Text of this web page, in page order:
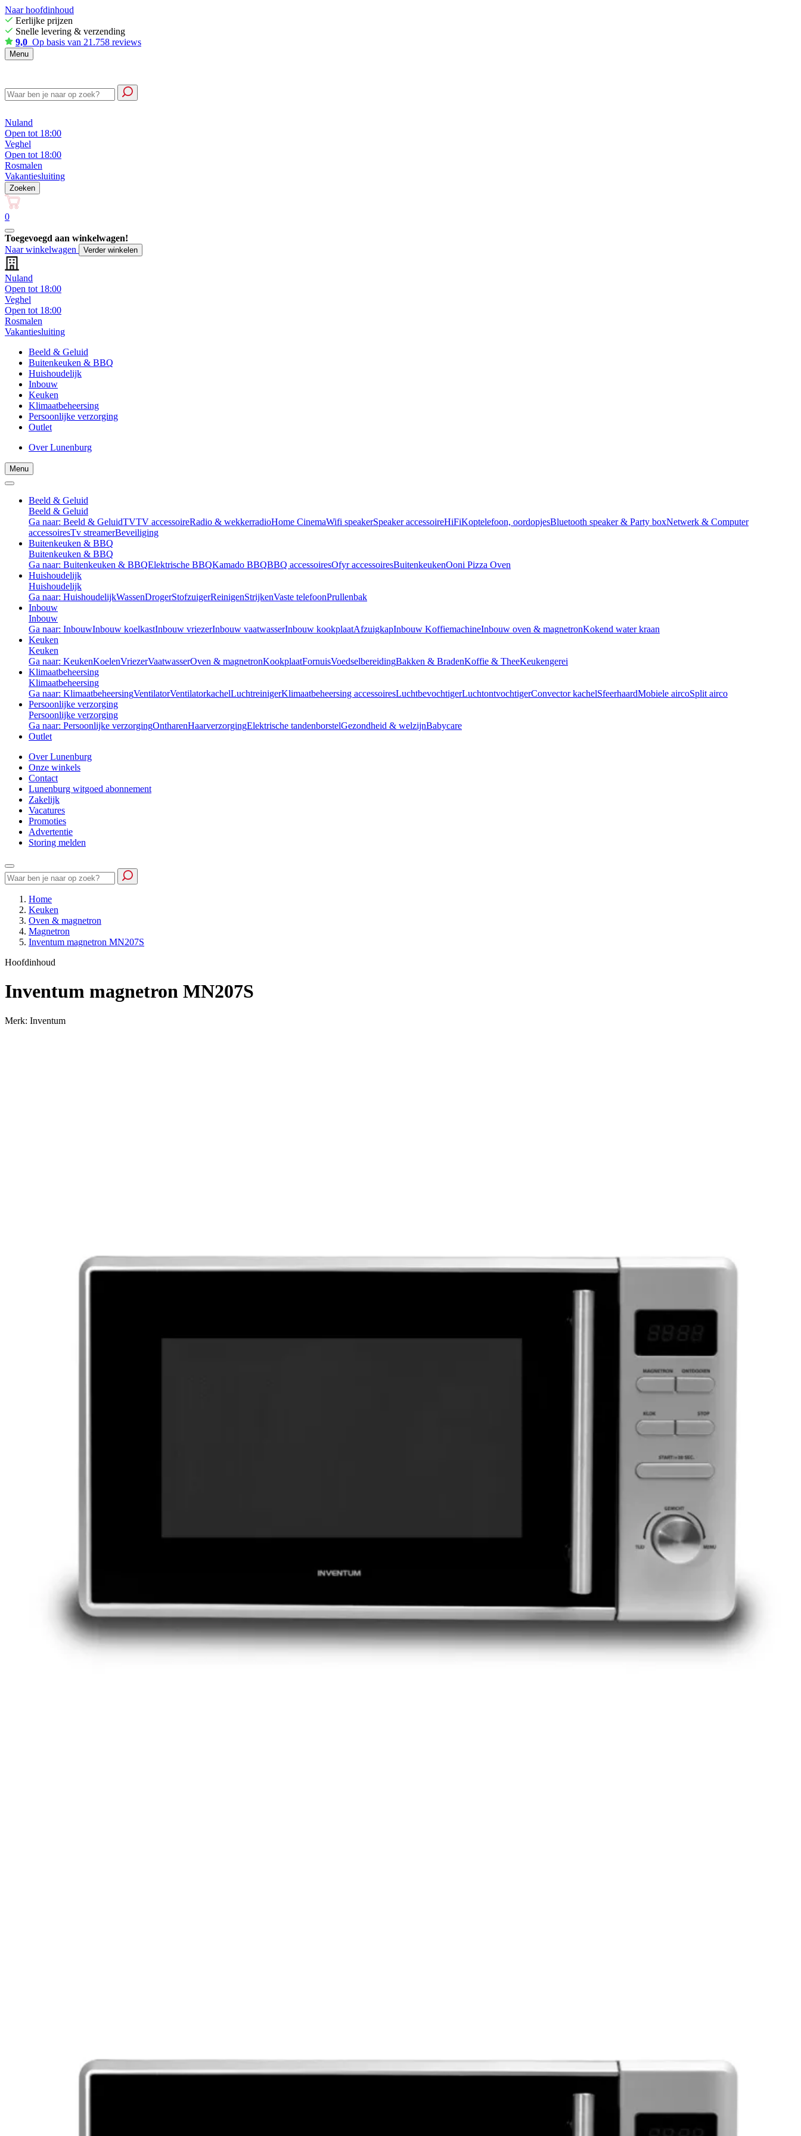
Naar hoofdinhoud
Eerlijke prijzen
Snelle levering & verzending
9,0 Op basis van 21.758 reviews
Menu
Nuland
Open tot 18:00
Veghel
Open tot 18:00
Rosmalen
Vakantiesluiting
Zoeken
0
Toegevoegd aan winkelwagen!
Naar winkelwagen
Verder winkelen
Nuland
Open tot 18:00
Veghel
Open tot 18:00
Rosmalen
Vakantiesluiting
Beeld & Geluid
Buitenkeuken & BBQ
Huishoudelijk
Inbouw
Keuken
Klimaatbeheersing
Persoonlijke verzorging
Outlet
Over Lunenburg
Menu
Beeld & Geluid
Beeld & Geluid
Ga naar: Beeld & GeluidTVTV accessoireRadio & wekkerradioHome CinemaWifi speakerSpeaker accessoireHiFiKoptelefoon, oordopjesBluetooth speaker & Party boxNetwerk & Computer
accessoiresTv streamerBeveiliging
Buitenkeuken & BBQ
Buitenkeuken & BBQ
Ga naar: Buitenkeuken & BBQElektrische BBQKamado BBQBBQ accessoiresOfyr accessoiresBuitenkeukenOoni Pizza Oven
Huishoudelijk
Huishoudelijk
Ga naar: HuishoudelijkWassenDrogerStofzuigerReinigenStrijkenVaste telefoonPrullenbak
Inbouw
Inbouw
Ga naar: InbouwInbouw koelkastInbouw vriezerInbouw vaatwasserInbouw kookplaatAfzuigkapInbouw KoffiemachineInbouw oven & magnetronKokend water kraan
Keuken
Keuken
Ga naar: KeukenKoelenVriezerVaatwasserOven & magnetronKookplaatFornuisVoedselbereidingBakken & BradenKoffie & TheeKeukengerei
Klimaatbeheersing
Klimaatbeheersing
Ga naar: KlimaatbeheersingVentilatorVentilatorkachelLuchtreinigerKlimaatbeheersing accessoiresLuchtbevochtigerLuchtontvochtigerConvector kachelSfeerhaardMobiele aircoSplit airco
Persoonlijke verzorging
Persoonlijke verzorging
Ga naar: Persoonlijke verzorgingOntharenHaarverzorgingElektrische tandenborstelGezondheid & welzijnBabycare
Outlet
Over Lunenburg
Onze winkels
Contact
Lunenburg witgoed abonnement
Zakelijk
Vacatures
Promoties
Advertentie
Storing melden
Home
Keuken
Oven & magnetron
Magnetron
Inventum magnetron MN207S
Hoofdinhoud
Inventum magnetron MN207S
Merk: Inventum